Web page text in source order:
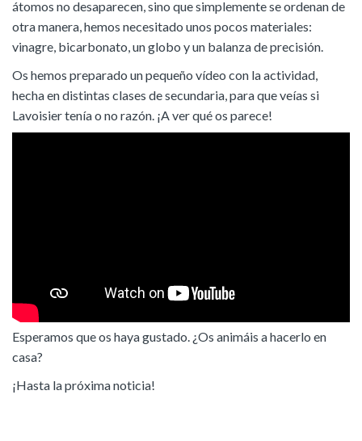
átomos no desaparecen, sino que simplemente se ordenan de
otra manera, hemos necesitado unos pocos materiales:
vinagre, bicarbonato, un globo y un balanza de precisión.
Os hemos preparado un pequeño vídeo con la actividad,
hecha en distintas clases de secundaria, para que veías si
Lavoisier tenía o no razón. ¡A ver qué os parece!
Esperamos que os haya gustado. ¿Os animáis a hacerlo en
casa?
¡Hasta la próxima noticia!